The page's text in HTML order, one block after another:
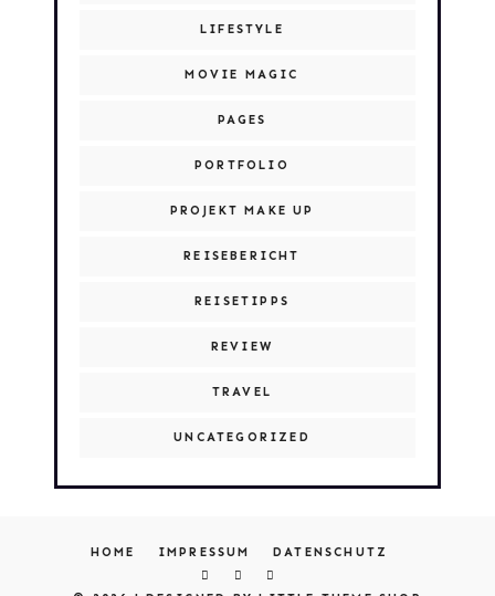
LIFESTYLE
MOVIE MAGIC
PAGES
PORTFOLIO
PROJEKT MAKE UP
REISEBERICHT
REISETIPPS
REVIEW
TRAVEL
UNCATEGORIZED
HOME IMPRESSUM DATENSCHUTZ